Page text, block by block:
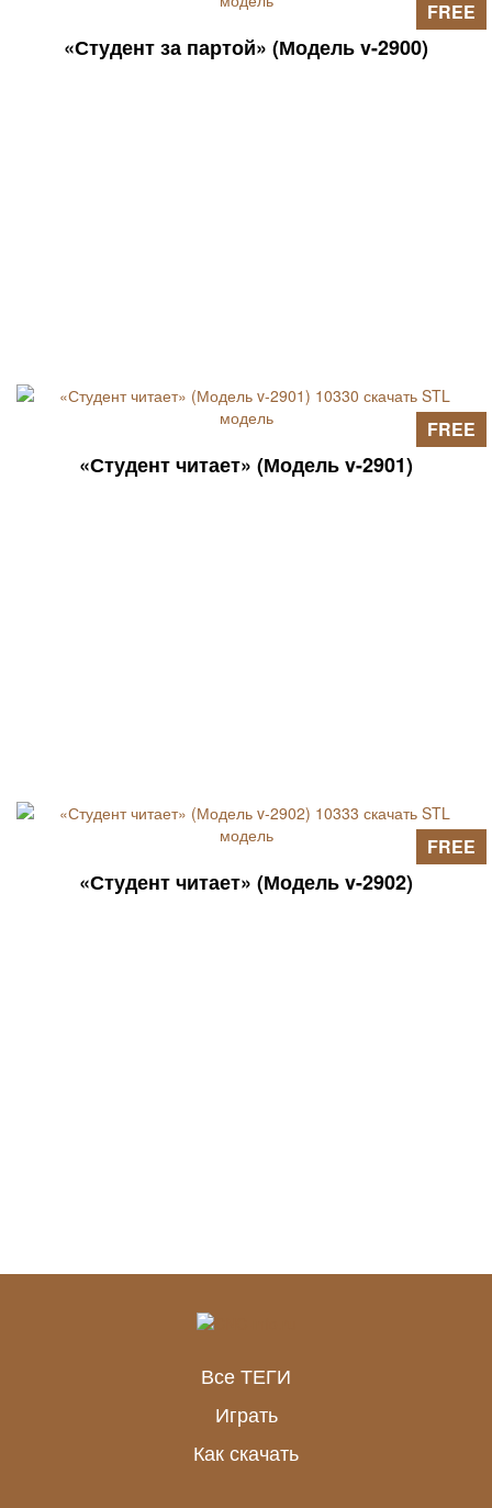
«Студент за партой» (Модель v-2900)
FREE
«Студент читает» (Модель v-2901)
FREE
«Студент читает» (Модель v-2902)
FREE
Все ТЕГИ
Играть
Как скачать